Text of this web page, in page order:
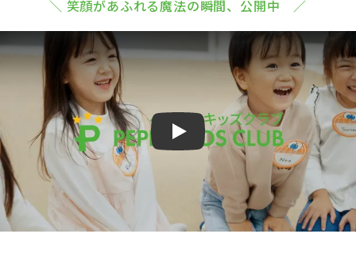
＼ 笑顔があふれる魔法の瞬間、公開中 ／
Play